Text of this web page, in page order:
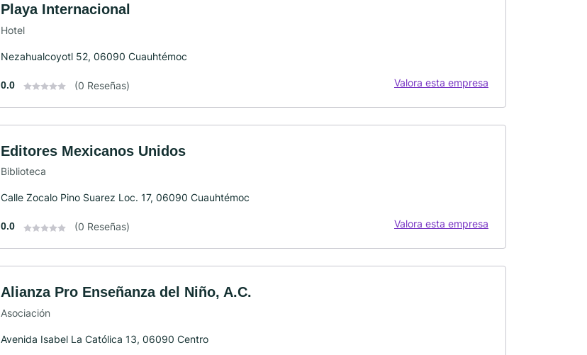
Playa Internacional
Hotel
Nezahualcoyotl 52, 06090 Cuauhtémoc
0.0 (0 Reseñas) Valora esta empresa
Editores Mexicanos Unidos
Biblioteca
Calle Zocalo Pino Suarez Loc. 17, 06090 Cuauhtémoc
0.0 (0 Reseñas) Valora esta empresa
Alianza Pro Enseñanza del Niño, A.C.
Asociación
Avenida Isabel La Católica 13, 06090 Centro